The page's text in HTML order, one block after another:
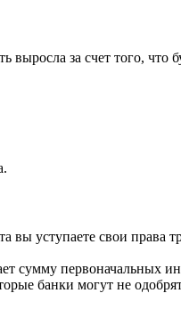
выросла за счет того, что
уступаете свои права
сумму первоначальных
банки могут не